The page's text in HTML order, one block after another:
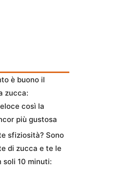
è buono il
zucca:
così la
più gustosa
sfiziosità? Sono
di zucca e te le
10 minuti: